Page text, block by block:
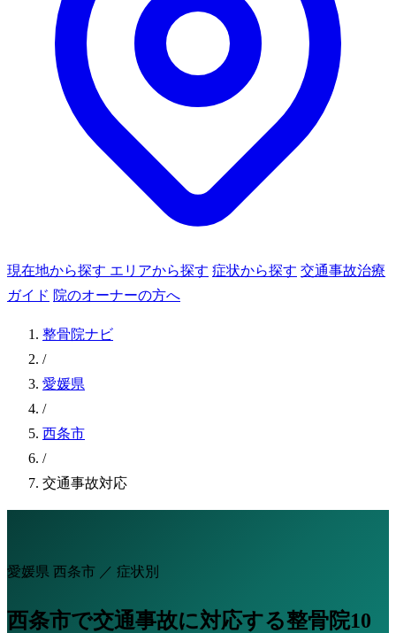
現在地から探す エリアから探す 症状から探す 交通事故治療
ガイド 院のオーナーの方へ
整骨院ナビ
/
愛媛県
/
西条市
/
交通事故対応
愛媛県 西条市 ／ 症状別
西条市で交通事故に対応する整骨院10